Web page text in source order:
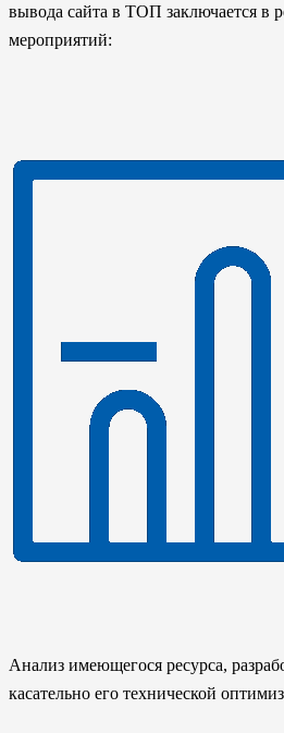
вывода сайта в ТОП заключается в
мероприятий:
Анализ имеющегося ресурса,
касательно его технической